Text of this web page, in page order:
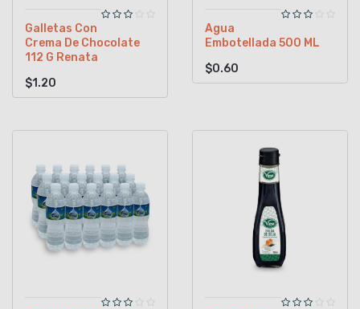
Galletas Con
Crema De Chocolate
112 G Renata
$1.20
Agua
Embotellada 500 ML
$0.60